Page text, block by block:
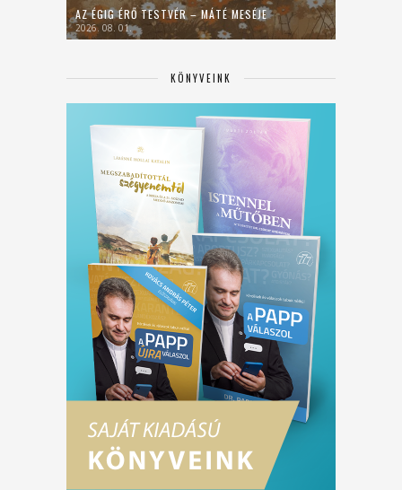
AZ ÉGIG ÉRŐ TESTVÉR – MÁTÉ MESÉJE
2026. 08. 01.
KÖNYVEINK